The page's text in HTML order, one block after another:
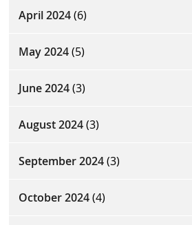
April 2024(6)
May 2024(5)
June 2024(3)
August 2024(3)
September 2024(3)
October 2024(4)